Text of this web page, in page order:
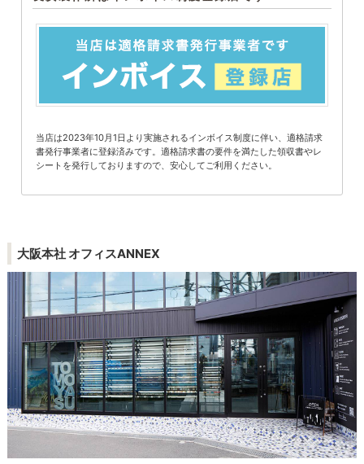
当店は2023年10月1日より実施されるインボイス制度に伴い、適格請求
書発行事業者に登録済みです。適格請求書の要件を満たした領収書やレ
シートを発行しておりますので、安心してご利用ください。
大阪本社 オフィスANNEX